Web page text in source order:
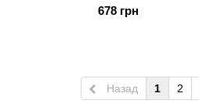
678 грн
Назад 1 2